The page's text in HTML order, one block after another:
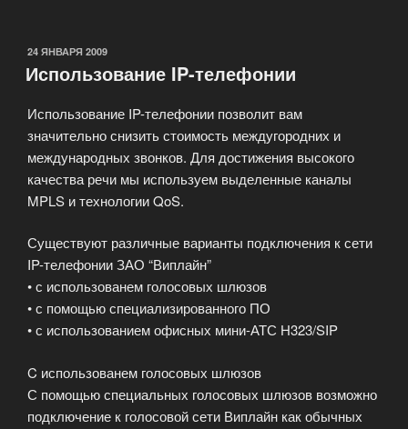
Series»
ОПУБЛИКОВАНО
24 ЯНВАРЯ 2009
Использование IP-телефонии
Использование IP-телефонии позволит вам
значительно снизить стоимость междугородних и
международных звонков. Для достижения высокого
качества речи мы используем выделенные каналы
MPLS и технологии QoS.
Существуют различные варианты подключения к сети
IP-телефонии ЗАО “Виплайн”
• с использованем голосовых шлюзов
• с помощью специализированного ПО
• с использованием офисных мини-АТС H323/SIP
C использованем голосовых шлюзов
С помощью специальных голосовых шлюзов возможно
подключение к голосовой сети Виплайн как обычных